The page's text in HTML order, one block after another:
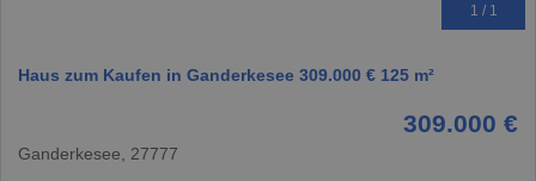
1 / 1
Haus zum Kaufen in Ganderkesee 309.000 € 125 m²
309.000 €
Ganderkesee, 27777